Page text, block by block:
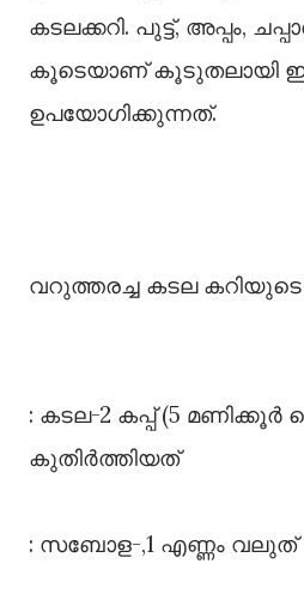
കടലക്കറി. പുട്ട്, അപ്പം,
കൂടെയാണ് കൂടുതലായി
ഉപയോഗിക്കുന്നത്.
വറുത്തരച്ച കടല
: കടല-2 കപ്പ് (5 മണിക്കൂർ
കുതിർത്തിയത്
: സബോള-,1 എണ്ണം വലുത്